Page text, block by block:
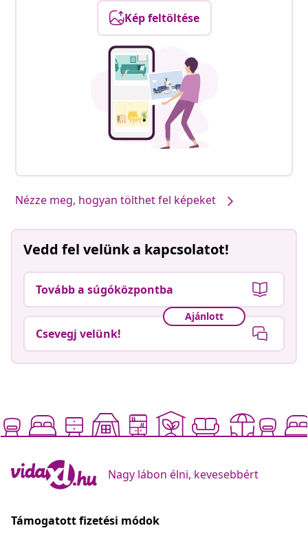
Kép feltöltése
Nézze meg, hogyan tölthet fel képeket
Vedd fel velünk a kapcsolatot!
Tovább a súgóközpontba
Ajánlott
Csevegj velünk!
Nagy lábon élni, kevesebbért
Támogatott fizetési módok